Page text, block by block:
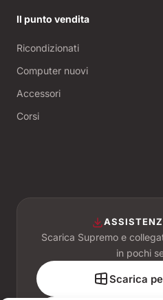
Il punto vendita
Ricondizionati
Computer nuovi
Accessori
Corsi
Scarica Supremo e
in pochi
Scarica